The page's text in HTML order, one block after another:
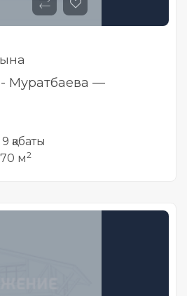
- Муратбаева —
қабаты
м2